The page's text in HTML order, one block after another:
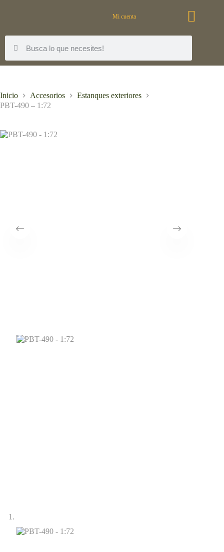
Mi cuenta
Inicio Accesorios
Estanques exteriores
PBT-490 – 1:72